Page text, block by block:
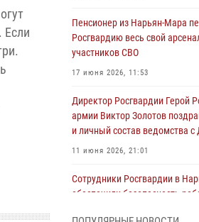
Если
Пенсионер из Нарьян-Мара
Росгвардию весь свой
участников СВО
17 июня 2026, 11:53
Директор Росгвардии Герой
армии Виктор Золотов
и личный состав ведомства
11 июня 2026, 21:01
Сотрудники Росгвардии в
обеспечили безопасность